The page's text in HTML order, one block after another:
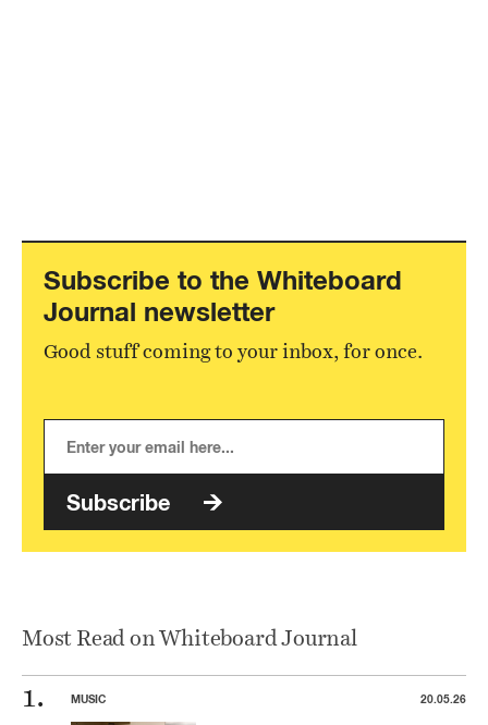
Subscribe to the Whiteboard
Journal newsletter
Good stuff coming to your inbox, for once.
Subscribe
Most Read on Whiteboard Journal
MUSIC 20.05.26